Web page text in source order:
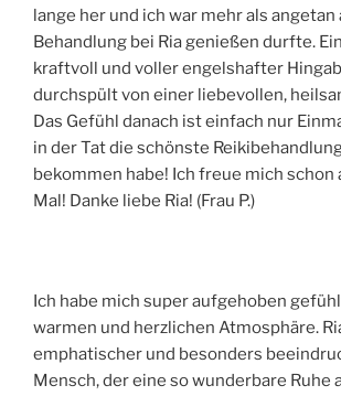
lange her und ich war mehr als angetan
Behandlung bei Ria genießen durfte.
kraftvoll und voller engelshafter
durchspült von einer liebevollen,
Das Gefühl danach ist einfach nur
in der Tat die schönste
bekommen habe! Ich freue mich schon
Mal! Danke liebe Ria! (Frau P.)
Ich habe mich super aufgehoben
warmen und herzlichen Atmosphäre.
emphatischer und besonders
Mensch, der eine so wunderbare Ruhe